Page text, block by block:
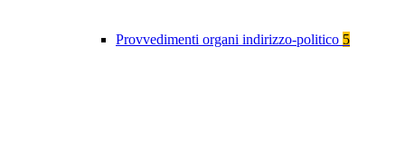
Provvedimenti organi indirizzo-politico 5